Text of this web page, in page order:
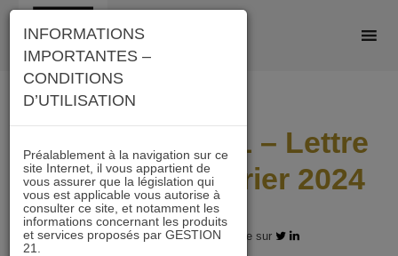
Skip
content
IMMOBILIER 21 – Lettre
mensuelle Février 2024
29.02.2024 - Partagez l'article sur
INFORMATIONS
IMPORTANTES –
CONDITIONS
D’UTILISATION
Préalablement à la navigation sur ce
site Internet, il vous appartient de
vous assurer que la législation qui
vous est applicable vous autorise à
consulter ce site, et notamment les
informations concernant les produits
et services proposés par GESTION
21.